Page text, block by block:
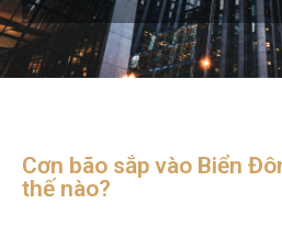
Cơn bão sắp vào Biển
thế nào?